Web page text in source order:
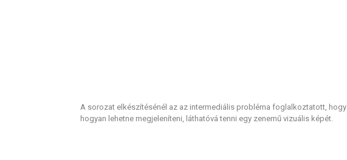
A sorozat elkészítésénél az az intermediális probléma foglalkoztatott, hogy
hogyan lehetne megjeleníteni, láthatóvá tenni egy zenemű vizuális képét.